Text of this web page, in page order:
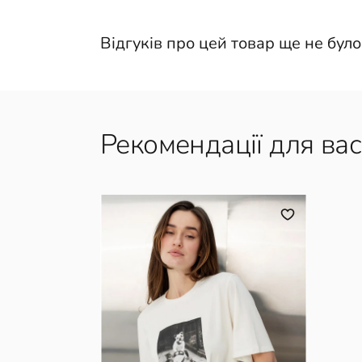
Відгуків про цей товар ще не
Рекомендації для вас